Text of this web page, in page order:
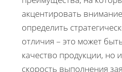
акцентировать
определить
отличия – это может
качество продукции, но
скорость выполнения